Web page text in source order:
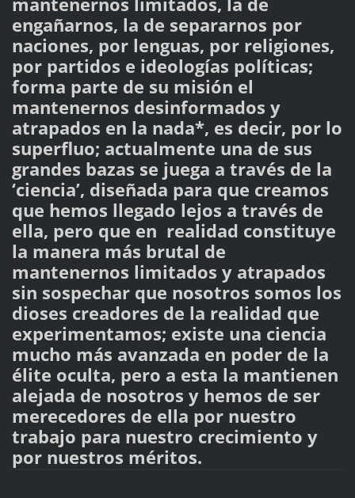
engañarnos, la de separarnos por
naciones, por lenguas, por religiones,
por partidos e ideologías políticas;
forma parte de su misión el
mantenernos desinformados y
atrapados en la nada*, es decir, por lo
superfluo; actualmente una de sus
grandes bazas se juega a través de la
‘ciencia’, diseñada para que creamos
que hemos llegado lejos a través de
ella, pero que en realidad constituye
la manera más brutal de
mantenernos limitados y atrapados
sin sospechar que nosotros somos los
dioses creadores de la realidad que
experimentamos; existe una ciencia
mucho más avanzada en poder de la
élite oculta, pero a esta la mantienen
alejada de nosotros y hemos de ser
merecedores de ella por nuestro
trabajo para nuestro crecimiento y
por nuestros méritos.